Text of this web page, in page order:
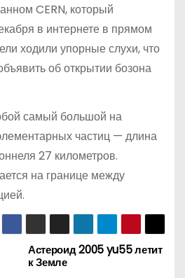
CERN, который
в интернете в прямом
ходили упорные слухи, что
об открытии бозона
самый большой на
частиц — длина
27 километров.
на границе между
Астероид 2005 yu55 летит
к Земле